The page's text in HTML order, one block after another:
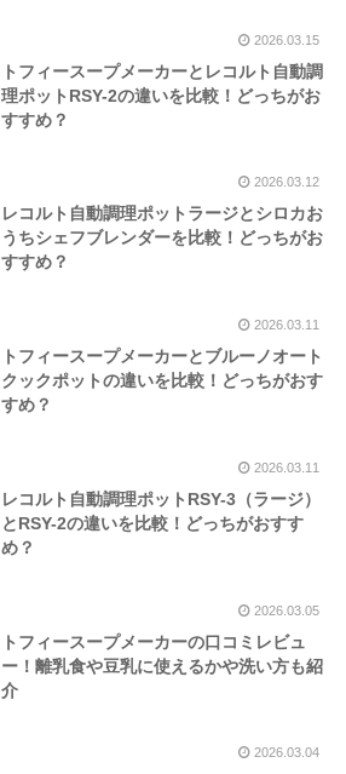
2026.03.15
トフィースープメーカーとレコルト自動調
理ポットRSY-2の違いを比較！どっちがお
すすめ？
2026.03.12
レコルト自動調理ポットラージとシロカお
うちシェフブレンダーを比較！どっちがお
すすめ？
2026.03.11
トフィースープメーカーとブルーノオート
クックポットの違いを比較！どっちがおす
すめ？
2026.03.11
レコルト自動調理ポットRSY-3（ラージ）
とRSY-2の違いを比較！どっちがおすす
め？
2026.03.05
トフィースープメーカーの口コミレビュ
ー！離乳食や豆乳に使えるかや洗い方も紹
介
2026.03.04